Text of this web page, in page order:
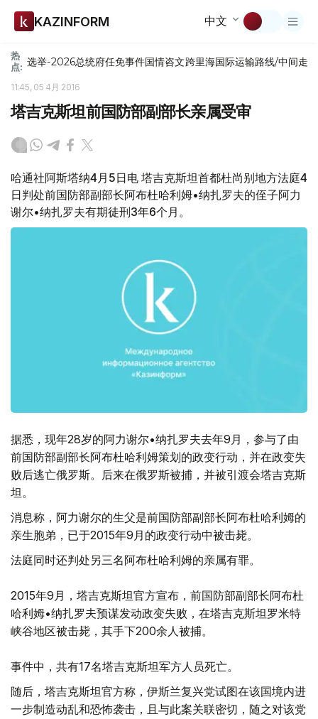
KAZINFORM 中文
热
点: 选举-2026总统府任免事件国情咨文跨里海国际运输路线/中间走廊
11:45, 05 4月 2016
塔吉克斯坦前国防部副部长亲属受审
哈通社阿斯塔纳4月5日电 塔吉克斯坦首都杜尚别地方法庭4
日判处前国防部副部长阿布杜哈利姆•纳扎罗夫的侄子阿力
谢尔•纳扎罗夫有期徒刑3年6个月。
据悉，现年28岁的阿力谢尔•纳扎罗夫去年9月，参与了由
前国防部副部长阿布杜哈利姆策划的政变行动，并在政变失
败后逃亡俄罗斯。后来在俄罗斯被捕，并被引渡会塔吉克斯
坦。
消息称，阿力谢尔的生父是前国防部副部长阿布杜哈利姆的
亲生胞弟，已于2015年9月的政变行动中被击毙。
法庭同时还判处另三名阿布杜哈利姆的亲属有罪。
2015年9月，塔吉克斯坦官方宣布，前国防部副部长阿布杜
哈利姆•纳扎罗夫预谋发动政变失败，在塔吉克斯坦罗米特
峡谷地区被击毙，其手下200余人被捕。
事件中，共有17名塔吉克斯坦军方人员死亡。
随后，塔吉克斯坦官方称，伊斯兰复兴党试图在该国境内进
一步制造动乱和恐怖袭击，且与此案关联密切，随之对该党